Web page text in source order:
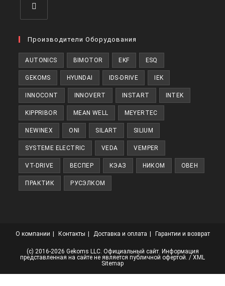
в
вкладке
Производители Оборудования
AUTONICS BIMOTOR EKF ESQ
GEKOMS HYUNDAI IDS-DRIVE IEK
INNOCONT INNOVERT INSTART INTEK
KIPPRIBOR MEAN WELL MEYERTEC
NEWINEX ONI SILART SILIUM
SYSTEME ELECTRIC VEDA VEMPER
VT-DRIVE ВЕСПЕР КЭАЗ НИКОМ ОВЕН
ПРАКТИК РУСЭЛКОМ
О компании Контакты Доставка и оплата Гарантии и возврат
(с) 2016-2026 Gekoms LLC. Официальный сайт. Информация
представленная на сайте не является публичной офертой. / XML
Sitemap